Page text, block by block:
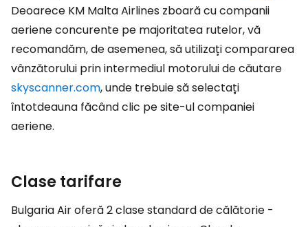
Deoarece KM Malta Airlines zboară cu companii
aeriene concurente pe majoritatea rutelor, vă
recomandăm, de asemenea, să utilizați compararea
vânzătorului prin intermediul motorului de căutare
skyscanner.com, unde trebuie să selectați
întotdeauna făcând clic pe site-ul companiei
aeriene.
Clase tarifare
Bulgaria Air oferă 2 clase standard de călătorie -